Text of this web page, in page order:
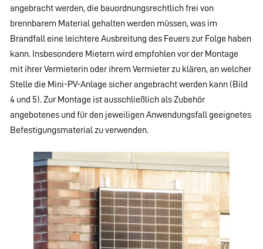
angebracht werden, die bauordnungsrechtlich frei von
brennbarem Material gehalten werden müssen, was im
Brandfall eine leichtere Ausbreitung des Feuers zur Folge haben
kann. Insbesondere Mietern wird empfohlen vor der Montage
mit ihrer Vermieterin oder ihrem Vermieter zu klären, an welcher
Stelle die Mini-PV-Anlage sicher angebracht werden kann (Bild
4 und 5). Zur Montage ist ausschließlich als Zubehör
angebotenes und für den jeweiligen Anwendungsfall geeignetes
Befestigungsmaterial zu verwenden.